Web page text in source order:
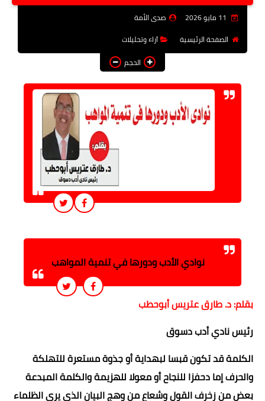
تعليم
عربى ودولى
توك شو
آراء وتحليلات
المزيد
صدى الأمة
الصفحة الرئيسية
آراء وتحليلات
الحجم
نوادي الأدب ودورها في تنمية المواهب
بقلم: د. طارق عتريس أبوحطب
رئيس نادي أدب دسوق
الكلمة قد تكون قبسا لبهداية أو جذوة مستعرة للتهلكة
والحرف إما دحفزا للنجاح أو معولا للهزيمة والكلمة المبدعة
بعض من زخرف القول وشعاع من وهج البيان الذي يري الظلماء